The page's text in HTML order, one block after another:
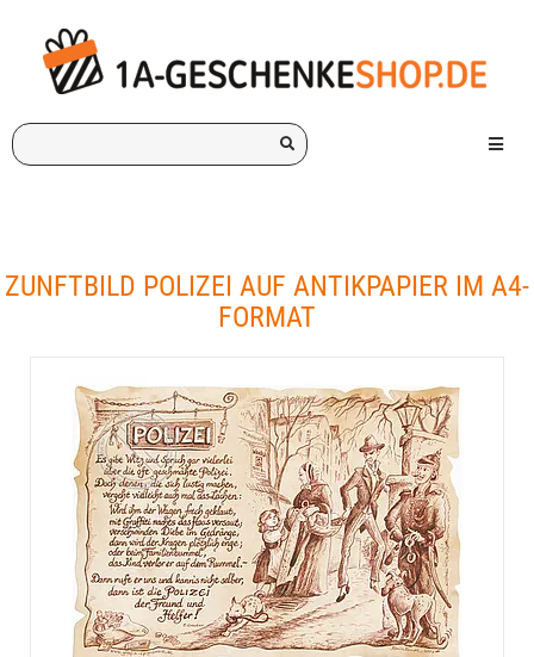
Ich
suche
Menü
ZUNFTBILD POLIZEI AUF ANTIKPAPIER IM A4-
FORMAT